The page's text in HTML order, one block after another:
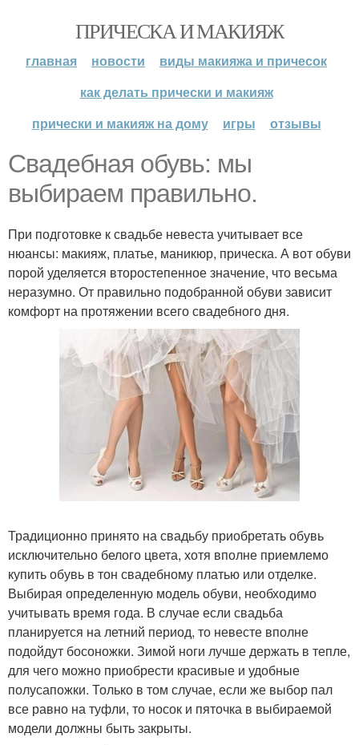
ПРИЧЕСКА И МАКИЯЖ
главная новости
виды макияжа и причесок
как делать прически и макияж
прически и макияж на дому
игры отзывы
Свадебная обувь: мы
выбираем правильно.
При подготовке к свадьбе невеста учитывает все
нюансы: макияж, платье, маникюр, прическа. А вот обуви
порой уделяется второстепенное значение, что весьма
неразумно. От правильно подобранной обуви зависит
комфорт на протяжении всего свадебного дня.
Традиционно принято на свадьбу приобретать обувь
исключительно белого цвета, хотя вполне приемлемо
купить обувь в тон свадебному платью или отделке.
Выбирая определенную модель обуви, необходимо
учитывать время года. В случае если свадьба
планируется на летний период, то невесте вполне
подойдут босоножки. Зимой ноги лучше держать в тепле,
для чего можно приобрести красивые и удобные
полусапожки. Только в том случае, если же выбор пал
все равно на туфли, то носок и пяточка в выбираемой
модели должны быть закрыты.